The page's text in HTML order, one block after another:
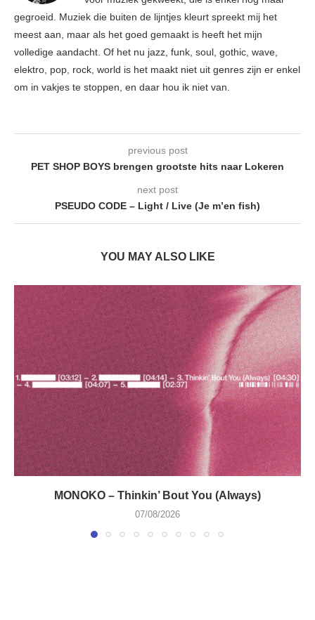
gegroeid. Muziek die buiten de lijntjes kleurt spreekt mij het
meest aan, maar als het goed gemaakt is heeft het mijn
volledige aandacht. Of het nu jazz, funk, soul, gothic, wave,
elektro, pop, rock, world is het maakt niet uit genres zijn er enkel
om in vakjes te stoppen, en daar hou ik niet van.
previous post
PET SHOP BOYS brengen grootste hits naar Lokeren
next post
PSEUDO CODE – Light / Live (Je m’en fish)
YOU MAY ALSO LIKE
MONOKO – Thinkin’ Bout You (Always)
07/08/2026